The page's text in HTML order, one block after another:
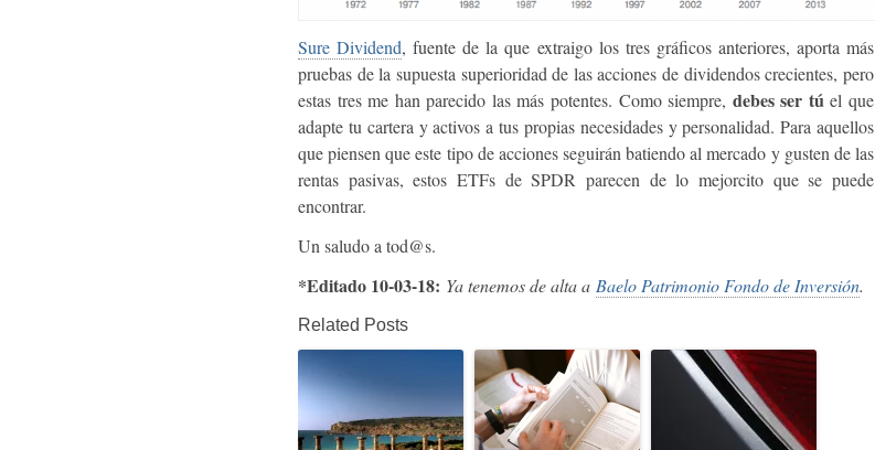
Sure Dividend, fuente de la que extraigo los tres gráficos anteriores, aporta más
pruebas de la supuesta superioridad de las acciones de dividendos crecientes, pero
estas tres me han parecido las más potentes. Como siempre, debes ser tú el que
adapte tu cartera y activos a tus propias necesidades y personalidad. Para aquellos
que piensen que este tipo de acciones seguirán batiendo al mercado y gusten de las
rentas pasivas, estos ETFs de SPDR parecen de lo mejorcito que se puede
encontrar.
Un saludo a tod@s.
*Editado 10-03-18: Ya tenemos de alta a Baelo Patrimonio Fondo de Inversión.
Related Posts